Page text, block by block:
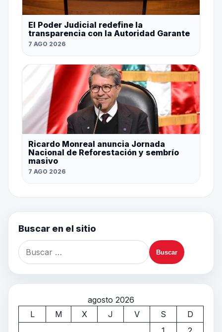
El Poder Judicial redefine la
transparencia con la Autoridad Garante
7 AGO 2026
Ricardo Monreal anuncia Jornada
Nacional de Reforestación y sembrío
masivo
7 AGO 2026
Buscar en el sitio
agosto 2026
L
M X J V S
D